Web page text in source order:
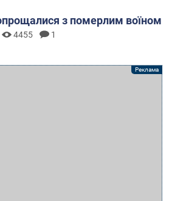
з померлим воїном
4455 1